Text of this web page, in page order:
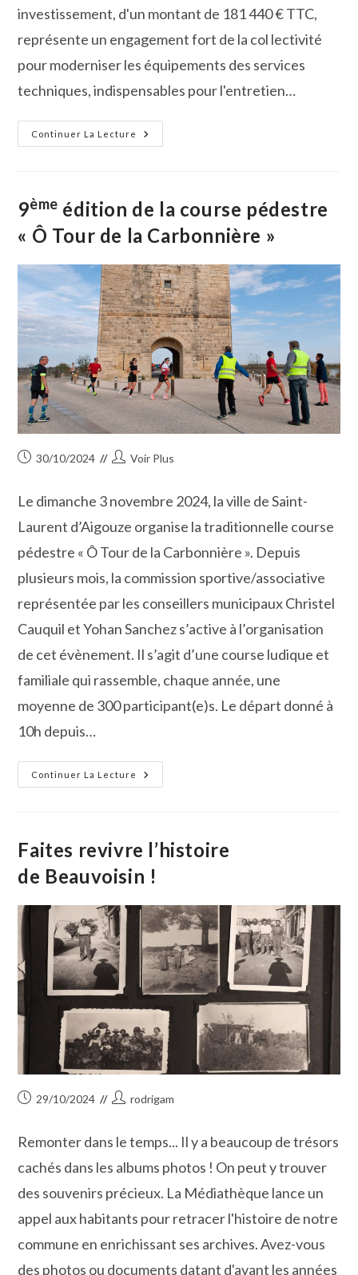
investissement, d'un montant de 181 440 € TTC,
représente un engagement fort de la col lectivité
pour moderniser les équipements des services
techniques, indispensables pour l'entretien…
Continuer La Lecture
Un
Investissement
Broyeurs
De
9ème édition de la course pédestre
« Ô Tour de la Carbonnière »
Publication
30/10/2024
Auteur/autrice
publication :
Voir Plus
Le dimanche 3 novembre 2024, la ville de Saint-
Laurent d’Aigouze organise la traditionnelle course
pédestre « Ô Tour de la Carbonnière ». Depuis
plusieurs mois, la commission sportive/associative
représentée par les conseillers municipaux Christel
Cauquil et Yohan Sanchez s’active à l’organisation
de cet évènement. Il s’agit d’une course ludique et
familiale qui rassemble, chaque année, une
moyenne de 300 participant(e)s. Le départ donné à
10h depuis…
Continuer La Lecture Ème
Édition
Ô
De
La
»
Faites revivre l’histoire
de Beauvoisin !
Publication
29/10/2024
Auteur/autrice
publication :
rodrigam
Remonter dans le temps... Il y a beaucoup de trésors
cachés dans les albums photos ! On peut y trouver
des souvenirs précieux. La Médiathèque lance un
appel aux habitants pour retracer l'histoire de notre
commune en enrichissant ses archives. Avez-vous
des photos ou documents datant d'avant les années